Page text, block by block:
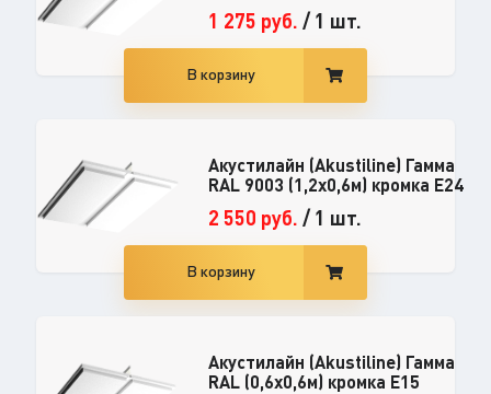
1 275 руб. /1 шт.
В корзину
Акустилайн (Akustiline) Гамма
RAL 9003 (1,2x0,6м) кромка E24
2 550 руб. /1 шт.
В корзину
Акустилайн (Akustiline) Гамма
RAL (0,6x0,6м) кромка E15